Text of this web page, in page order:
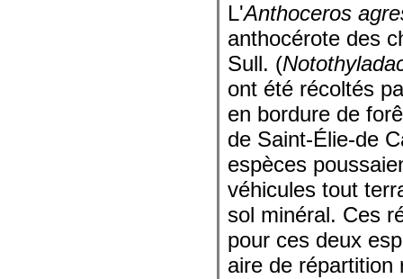
L'Anthoceros
anthocérote des
Sull. (
ont été récoltés
en bordure de
de Saint-Élie-de
espèces
véhicules tout
sol minéral. Ces
pour ces deux
aire de répartition